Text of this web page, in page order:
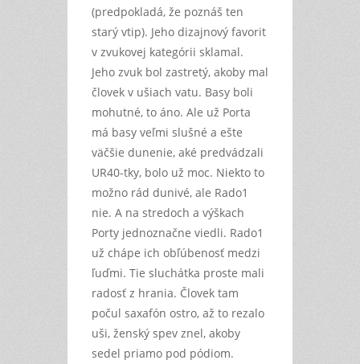
(predpokladá, že poznáš ten
starý vtip). Jeho dizajnový favorit
v zvukovej kategórii sklamal.
Jeho zvuk bol zastretý, akoby mal
človek v ušiach vatu. Basy boli
mohutné, to áno. Ale už Porta
má basy veľmi slušné a ešte
väčšie dunenie, aké predvádzali
UR40-tky, bolo už moc. Niekto to
možno rád dunivé, ale Rado1
nie. A na stredoch a výškach
Porty jednoznačne viedli. Rado1
už chápe ich obľúbenosť medzi
ľuďmi. Tie sluchátka proste mali
radosť z hrania. Človek tam
počul saxafón ostro, až to rezalo
uši, ženský spev znel, akoby
sedel priamo pod pódiom.